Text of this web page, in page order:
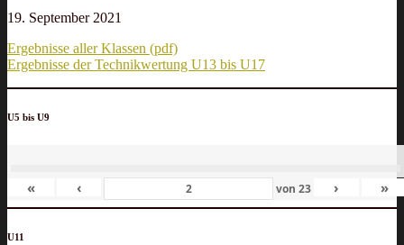
19. September 2021
Ergebnisse aller Klassen (pdf)
Ergebnisse der Technikwertung U13 bis U17
U5 bis U9
« ‹ von23 › »
U11